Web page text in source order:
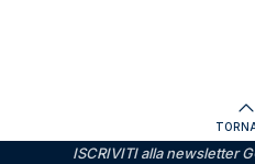
ISCRIVITI alla newsletter